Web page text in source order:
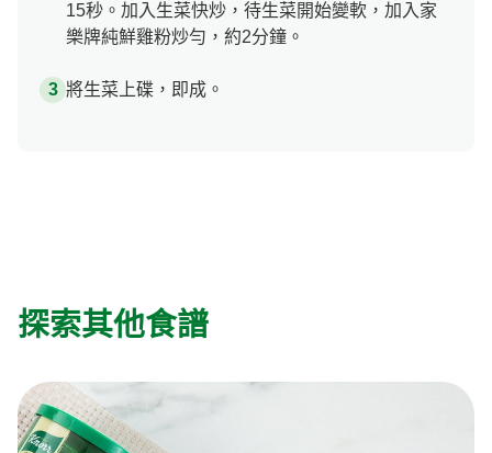
15秒。加入生菜快炒，待生菜開始變軟，加入家
樂牌純鮮雞粉炒勻，約2分鐘。
將生菜上碟，即成。
探索其他食譜